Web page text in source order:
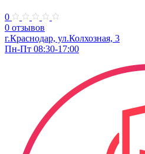
0
0 отзывов
г.Краснодар, ул.Колхозная, 3
Пн-Пт 08:30-17:00